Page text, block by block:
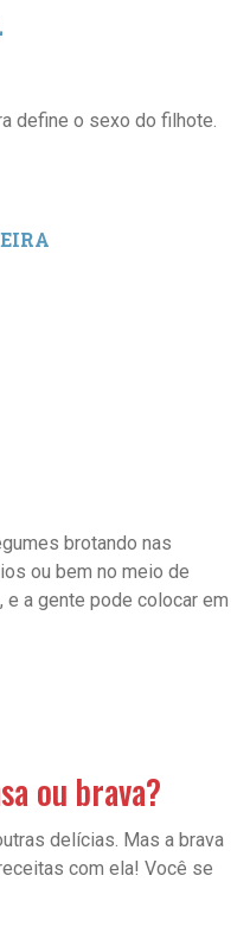
define o sexo do filhote.
brotando nas
ou bem no meio de
a gente pode colocar em
ou brava?
delícias. Mas a brava
com ela! Você se